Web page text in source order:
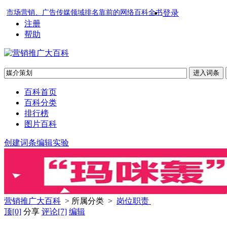
市场营销、广告传媒领域排名靠前的网络百科全书登录
注册
帮助
百科首页
百科分类
排行榜
图片百科
创建词条编辑实验
营销推广大百科 > 所属分类 > 岗位职责
顶[0] 分享 评论[7] 编辑